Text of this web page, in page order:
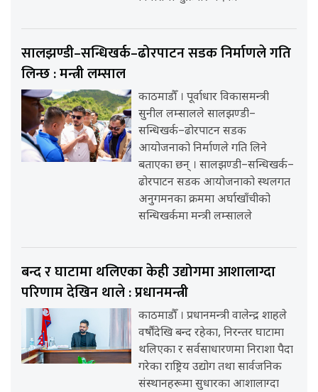
सालझण्डी–सन्धिखर्क–ढोरपाटन सडक निर्माणले गति
लिन्छ : मन्त्री लम्साल
काठमाडौँ । पूर्वाधार विकासमन्त्री
सुनील लम्सालले सालझण्डी–
सन्धिखर्क–ढोरपाटन सडक
आयोजनाको निर्माणले गति लिने
बताएका छन् । सालझण्डी–सन्धिखर्क–
ढोरपाटन सडक आयोजनाको स्थलगत
अनुगमनका क्रममा अर्घाखाँचीको
सन्धिखर्कमा मन्त्री लम्सालले
बन्द र घाटामा थलिएका केही उद्योगमा आशालाग्दा
परिणाम देखिन थाले : प्रधानमन्त्री
काठमाडौँ । प्रधानमन्त्री वालेन्द्र शाहले
वर्षौंदेखि बन्द रहेका, निरन्तर घाटामा
थलिएका र सर्वसाधारणमा निराशा पैदा
गरेका राष्ट्रिय उद्योग तथा सार्वजनिक
संस्थानहरूमा सुधारका आशालाग्दा